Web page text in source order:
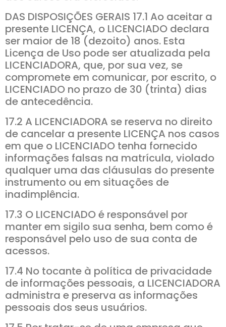
DAS DISPOSIÇÕES GERAIS 17.1 Ao aceitar a
presente LICENÇA, o LICENCIADO declara
ser maior de 18 (dezoito) anos. Esta
Licença de Uso pode ser atualizada pela
LICENCIADORA, que, por sua vez, se
compromete em comunicar, por escrito, o
LICENCIADO no prazo de 30 (trinta) dias
de antecedência.
17.2 A LICENCIADORA se reserva no direito
de cancelar a presente LICENÇA nos casos
em que o LICENCIADO tenha fornecido
informações falsas na matrícula, violado
qualquer uma das cláusulas do presente
instrumento ou em situações de
inadimplência.
17.3 O LICENCIADO é responsável por
manter em sigilo sua senha, bem como é
responsável pelo uso de sua conta de
acessos.
17.4 No tocante à política de privacidade
de informações pessoais, a LICENCIADORA
administra e preserva as informações
pessoais dos seus usuários.